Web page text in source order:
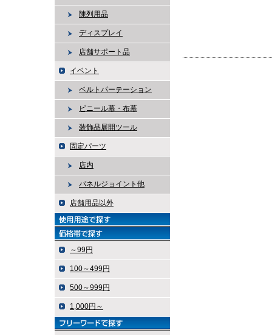
陳列用品
ディスプレイ
店舗サポート品
イベント
ベルトパーテーション
ビニール幕・布幕
装飾品展開ツール
固定パーツ
店内
パネルジョイント他
店舗用品以外
～99円
100～499円
500～999円
1,000円～